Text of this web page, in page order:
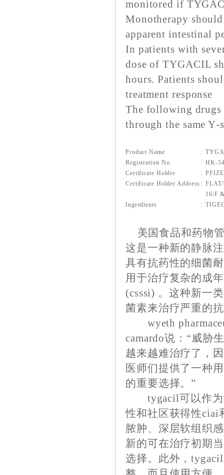
monitored if
Monotherapy
apparent intestinal
In patients with
dose of TYGACIL
hours. Patients
treatment response
The following drugs
through the same
Product Name :
Registration No.
: HK-
Certificate Holder
:
Certificate Holder Address :
16/F
Ingredients
:
美国食品和药物
这是一种新的静脉
具有抗药性的细菌
用于治疗复杂的成
(csssi) 。这种新一
菌素来治疗严重的
wyeth
camardo说：“威胁
越来越难治疗了，
医师们提供了一种
的重要选择。”
tygacil可以作为
性和社区获得性ciai
脓肿、深层软组织
新的可在治疗初期
选择。此外，